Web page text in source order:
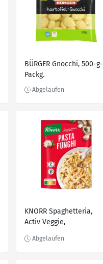
BÜRGER Gnocchi, 500-g-
Packg.
KNORR Spaghetteria,
Activ Veggie,
134 - 181-g-Beutel